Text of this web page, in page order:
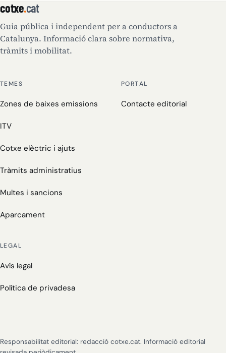
cotxe.cat
Guia pública i independent per a conductors a
Catalunya. Informació clara sobre normativa,
tràmits i mobilitat.
TEMES
Zones de baixes emissions
ITV
Cotxe elèctric i ajuts
Tràmits administratius
Multes i sancions
Aparcament
PORTAL
Contacte editorial
LEGAL
Avís legal
Política de privadesa
Responsabilitat editorial: redacció cotxe.cat. Informació editorial